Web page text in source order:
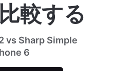
較する
vs Sharp Simple
6